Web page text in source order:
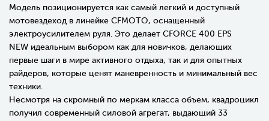
Модель позиционируется как самый легкий и доступный
мотовездеход в линейке CFMOTO, оснащенный
электроусилителем руля. Это делает CFORCE 400 EPS
NEW идеальным выбором как для новичков, делающих
первые шаги в мире активного отдыха, так и для опытных
райдеров, которые ценят маневренность и минимальный вес
техники.
Несмотря на скромный по меркам класса объем, квадроцикл
получил современный силовой агрегат, выдающий 33